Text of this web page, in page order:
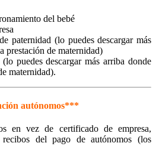
del bebé
paternidad (lo puedes descargar más
prestación de maternidad)
puedes descargar más arriba donde
maternidad).
autónomos***
en vez de certificado de empresa,
del pago de autónomos (los